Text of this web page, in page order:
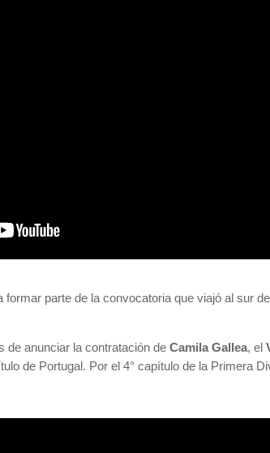
formar parte de la convocatoria que viajó al sur
de anunciar la contratación deCamila Gallea, el
de Portugal. Por el 4° capítulo de la Primera